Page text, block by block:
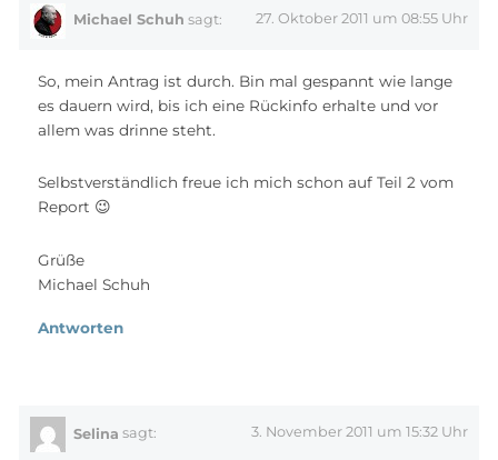
Michael Schuh sagt: 27. Oktober 2011 um 08:55 Uhr
So, mein Antrag ist durch. Bin mal gespannt wie lange
es dauern wird, bis ich eine Rückinfo erhalte und vor
allem was drinne steht.
Selbstverständlich freue ich mich schon auf Teil 2 vom
Report 😉
Grüße
Michael Schuh
Antworten
Selina sagt: 3. November 2011 um 15:32 Uhr